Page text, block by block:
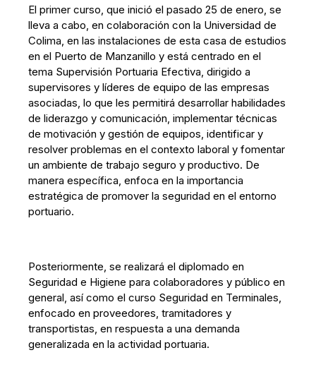
El primer curso, que inició el pasado 25 de enero, se
lleva a cabo, en colaboración con la Universidad de
Colima, en las instalaciones de esta casa de estudios
en el Puerto de Manzanillo y está centrado en el
tema Supervisión Portuaria Efectiva, dirigido a
supervisores y líderes de equipo de las empresas
asociadas, lo que les permitirá desarrollar habilidades
de liderazgo y comunicación, implementar técnicas
de motivación y gestión de equipos, identificar y
resolver problemas en el contexto laboral y fomentar
un ambiente de trabajo seguro y productivo. De
manera específica, enfoca en la importancia
estratégica de promover la seguridad en el entorno
portuario.
Posteriormente, se realizará el diplomado en
Seguridad e Higiene para colaboradores y público en
general, así como el curso Seguridad en Terminales,
enfocado en proveedores, tramitadores y
transportistas, en respuesta a una demanda
generalizada en la actividad portuaria.